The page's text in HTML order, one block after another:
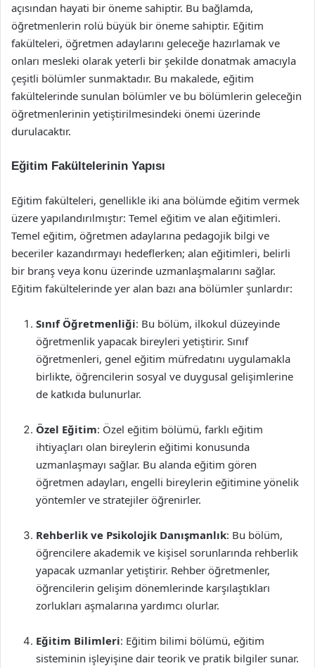
açısından hayati bir öneme sahiptir. Bu bağlamda,
öğretmenlerin rolü büyük bir öneme sahiptir. Eğitim
fakülteleri, öğretmen adaylarını geleceğe hazırlamak ve
onları mesleki olarak yeterli bir şekilde donatmak amacıyla
çeşitli bölümler sunmaktadır. Bu makalede, eğitim
fakültelerinde sunulan bölümler ve bu bölümlerin geleceğin
öğretmenlerinin yetiştirilmesindeki önemi üzerinde
durulacaktır.
Eğitim Fakültelerinin Yapısı
Eğitim fakülteleri, genellikle iki ana bölümde eğitim vermek
üzere yapılandırılmıştır: Temel eğitim ve alan eğitimleri.
Temel eğitim, öğretmen adaylarına pedagojik bilgi ve
beceriler kazandırmayı hedeflerken; alan eğitimleri, belirli
bir branş veya konu üzerinde uzmanlaşmalarını sağlar.
Eğitim fakültelerinde yer alan bazı ana bölümler şunlardır:
Sınıf Öğretmenliği: Bu bölüm, ilkokul düzeyinde
öğretmenlik yapacak bireyleri yetiştirir. Sınıf
öğretmenleri, genel eğitim müfredatını uygulamakla
birlikte, öğrencilerin sosyal ve duygusal gelişimlerine
de katkıda bulunurlar.
Özel Eğitim: Özel eğitim bölümü, farklı eğitim
ihtiyaçları olan bireylerin eğitimi konusunda
uzmanlaşmayı sağlar. Bu alanda eğitim gören
öğretmen adayları, engelli bireylerin eğitimine yönelik
yöntemler ve stratejiler öğrenirler.
Rehberlik ve Psikolojik Danışmanlık: Bu bölüm,
öğrencilere akademik ve kişisel sorunlarında rehberlik
yapacak uzmanlar yetiştirir. Rehber öğretmenler,
öğrencilerin gelişim dönemlerinde karşılaştıkları
zorlukları aşmalarına yardımcı olurlar.
Eğitim Bilimleri: Eğitim bilimi bölümü, eğitim
sisteminin işleyişine dair teorik ve pratik bilgiler sunar.